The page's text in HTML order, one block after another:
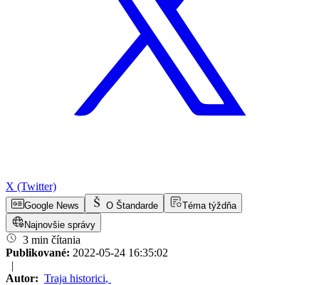
X (Twitter)
Google News O Štandarde
Téma týždňa
Najnovšie správy
3 min čítania
Publikované: 2022-05-24 16:35:02
|
Autor: Traja historici,